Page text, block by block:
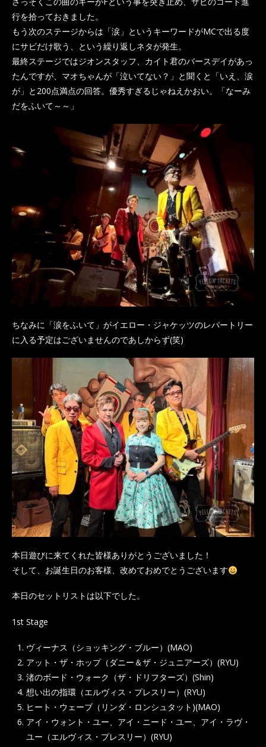
行を拾っておきました。
もう次のステージからは「涙」というキーワードがMCで出る度
にサビだけ歌う、という繰り返しネタが発生。
最終ステージではジオンスタッフ、カイト君のバースデイがあっ
たんですが、マオちゃんが「泣いてない？」と聞くと「いえ、涙
が」と200点満点の回答。優秀すぎるじゃねえかおい。「なーみ
だをふいて～～」
ちなみに「涙をふいて」がイエロー・ジャケッツのレパートリー
に入る予定はございませんのであしからず(笑)
本日遊びに来てくれた皆様ありがとうございました！
そして、お誕生日のお客様、改めておめでとうございます
本日のセットリストは以下でした。
1st Stage
ヴィーナス（ショッキング・ブルー）(MAO)
アット・ザ・ホップ（ダニー＆ザ・ジュニアーズ）(RYU)
渚のボード・ウォーク（ザ・ドリフターズ）(Shin)
想い出の指環（エルヴィス・プレスリー）(RYU)
ヒート・ウェーブ（リンダ・ロンシュタット)(MAO)
アイ・ウォント・ユー、アイ・ニード・ユー、アイ・ラヴ・
ユー（エルヴィス・プレスリー）(RYU)